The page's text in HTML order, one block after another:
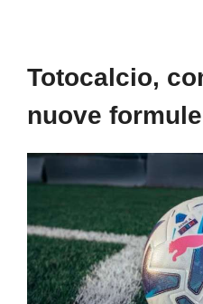
Totocalcio,
nuove formule